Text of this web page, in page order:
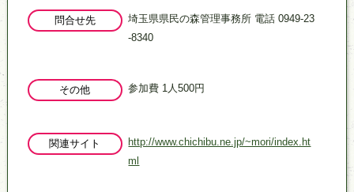
問合せ先
埼玉県県民の森管理事務所 電話 0949-23
-8340
その他 参加費 1人500円
関連サイト
http://www.chichibu.ne.jp/~mori/index.ht
ml